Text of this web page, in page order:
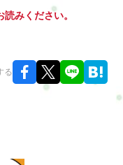
みください。
る